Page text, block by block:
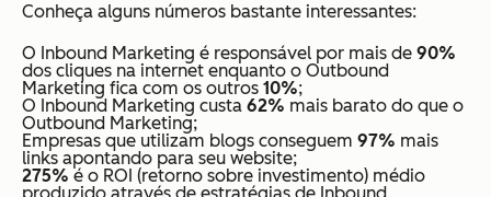
Conheça alguns números bastante interessantes:
O Inbound Marketing é responsável por mais de 90%
dos cliques na internet enquanto o Outbound
Marketing fica com os outros 10%;
O Inbound Marketing custa 62% mais barato do que o
Outbound Marketing;
Empresas que utilizam blogs conseguem 97% mais
links apontando para seu website;
275% é o ROI (retorno sobre investimento) médio